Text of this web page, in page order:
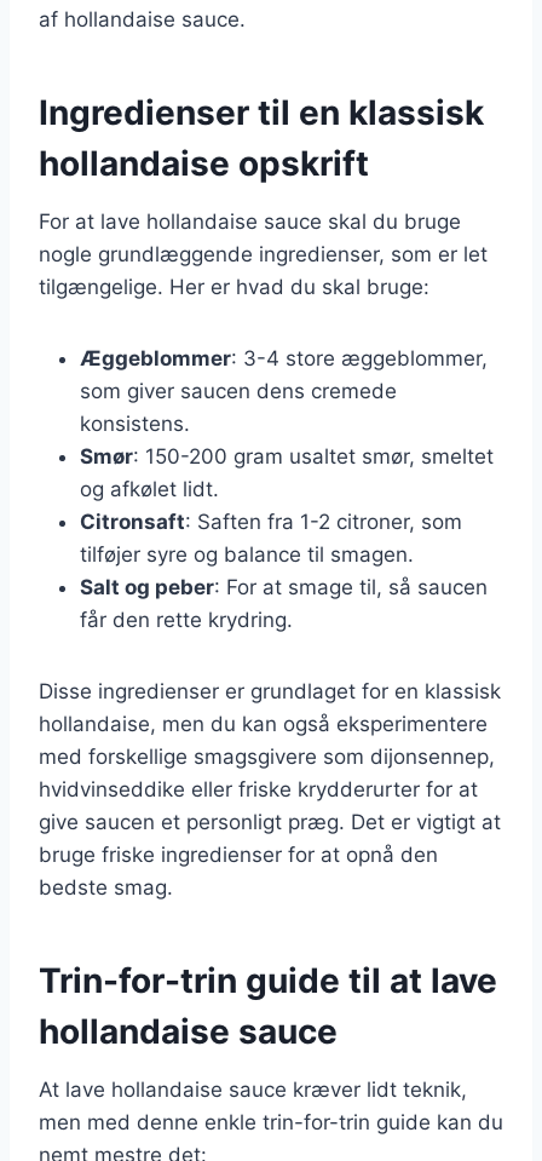
af hollandaise sauce.
Ingredienser til en klassisk
hollandaise opskrift
For at lave hollandaise sauce skal du bruge
nogle grundlæggende ingredienser, som er let
tilgængelige. Her er hvad du skal bruge:
Æggeblommer: 3-4 store æggeblommer,
som giver saucen dens cremede
konsistens.
Smør: 150-200 gram usaltet smør, smeltet
og afkølet lidt.
Citronsaft: Saften fra 1-2 citroner, som
tilføjer syre og balance til smagen.
Salt og peber: For at smage til, så saucen
får den rette krydring.
Disse ingredienser er grundlaget for en klassisk
hollandaise, men du kan også eksperimentere
med forskellige smagsgivere som dijonsennep,
hvidvinseddike eller friske krydderurter for at
give saucen et personligt præg. Det er vigtigt at
bruge friske ingredienser for at opnå den
bedste smag.
Trin-for-trin guide til at lave
hollandaise sauce
At lave hollandaise sauce kræver lidt teknik,
men med denne enkle trin-for-trin guide kan du
nemt mestre det: